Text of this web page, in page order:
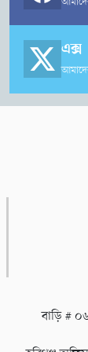
পার্কিংয়ের
মাঠের একটি
পারে।
এক্স
বাড়ি #